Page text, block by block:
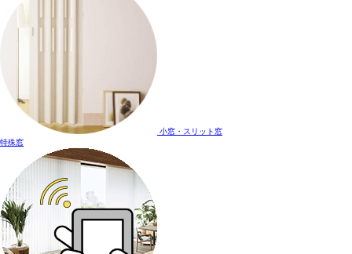
小窓・スリット窓
特殊窓